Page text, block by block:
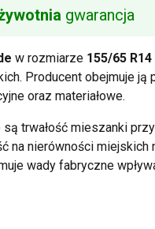
gwarancja
w rozmiarze 155/65 R14
Producent obejmuje ją
oraz materiałowe.
trwałość mieszanki
na nierówności miejskich
wady fabryczne